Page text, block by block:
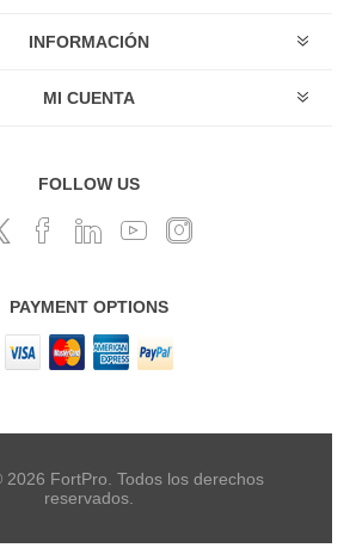
INFORMACIÓN
MI CUENTA
FOLLOW US
PAYMENT OPTIONS
2026 FortPro. Todos los derechos
reservados.